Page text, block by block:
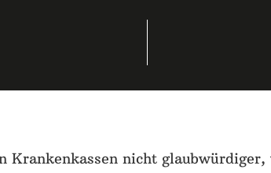
Krankenkassen nicht glaubwürdiger,